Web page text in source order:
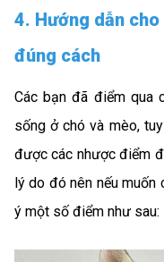
4. Hướng dẫn
đúng cách
Các bạn đã điểm qua
sống ở chó và mèo,
được các nhược điểm
lý do đó nên nếu
ý một số điểm như sau: